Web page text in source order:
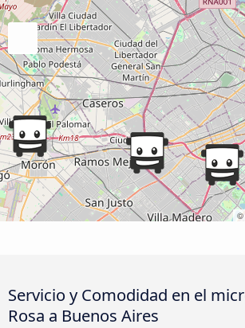
©
Servicio y Comodidad en el
Rosa a Buenos Aires